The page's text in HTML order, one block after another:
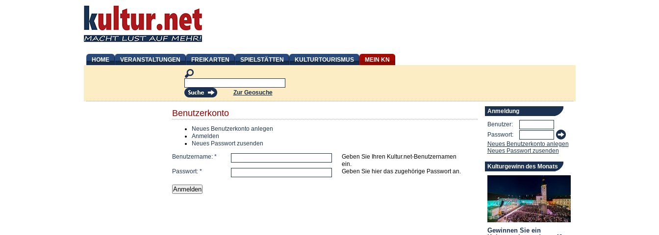
HOME VERANSTALTUNGEN FREIKARTEN SPIELSTÄTTEN KULTURTOURISMUS MEIN KN
Zur Geosuche
Benutzerkonto
Neues Benutzerkonto anlegen
Anmelden
Neues Passwort zusenden
Benutzername: *
Geben Sie Ihren Kultur.net-Benutzernamen
ein.
Passwort: * Geben Sie hier das zugehörige Passwort an.
Anmeldung
Benutzer:
Passwort:
Neues Benutzerkonto anlegen
Neues Passwort zusenden
Kulturgewinn des Monats
Gewinnen Sie ein